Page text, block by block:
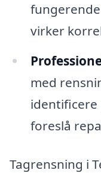
virker
med
identificere
foreslå
Tagrensning i